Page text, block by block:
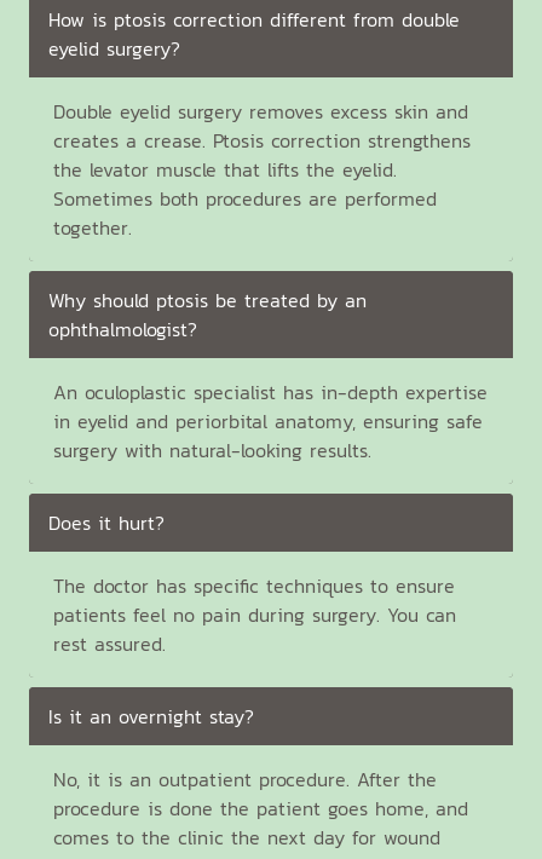
How is ptosis correction different from double
eyelid surgery?
Double eyelid surgery removes excess skin and
creates a crease. Ptosis correction strengthens
the levator muscle that lifts the eyelid.
Sometimes both procedures are performed
together.
Why should ptosis be treated by an
ophthalmologist?
An oculoplastic specialist has in-depth expertise
in eyelid and periorbital anatomy, ensuring safe
surgery with natural-looking results.
Does it hurt?
The doctor has specific techniques to ensure
patients feel no pain during surgery. You can
rest assured.
Is it an overnight stay?
No, it is an outpatient procedure. After the
procedure is done the patient goes home, and
comes to the clinic the next day for wound